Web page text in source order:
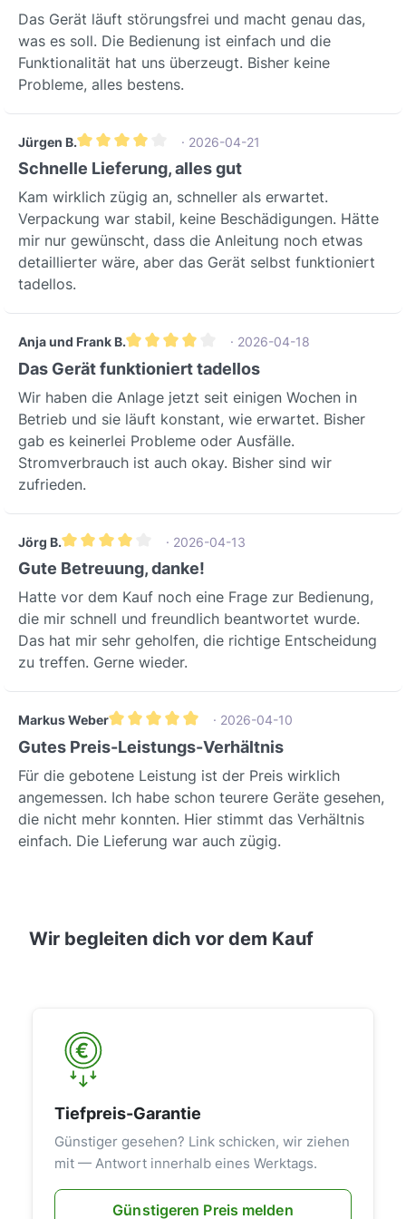
Duitsland. De inVENTer GmbH staat
bekend om haar hoge kwaliteitsnormen
en innovatieve oplossingen. Om de
hoogste productkwaliteit en prestaties
uitgevoerd in speciaal nagebouwde
modelkamers om realistische
omstandigheden na te bootsen en de
efficiëntie van de PAX te
bewijzen.Investeer in
toekomstbestendige
ventilatietechnologie en verhoog het
PAX.Voor persoonlijk advies of verdere
informatie over de diverse
uitstekende ventilatiesysteem staan
onze experts u graag te woord. Neem
vandaag nog contact met ons op voor
een op maat gemaakte oplossing!
Afvoerluchtruimte / 77
ToevoerluchtruimteGoede
geluidsisolatieEnergie-
efficiëntieklasseAHoogste energie-
efficiëntieklasseToepassingsgebieden &
Scenario'sHotels en horeca:
Garandeert frisse lucht en een
aangenaam binnenklimaat voor gasten,
zelfs bij hoge eisen aan
geluidsisolatie.Studentenhuizen en
micro-appartementen: Optimale
ventilatie in compacte wooneenheden
ter voorkoming van vocht en
schimmel.Verzorgingstehuizen en
seniorenwoningen: Biedt geruisloze
voor het welzijn van de
bewoners.Fabrikant & KwaliteitDe
inVENTer PAX hoofdmodule staat voor
kwaliteit en betrouwbaarheid. Als
product van inVENTer profiteert u van
Duitse ingenieurskunst en hoge
inVENTer staat bekend om zijn
innovatieve en energie-efficiënte
oplossingen, ontworpen voor
duurzaamheid en eenvoudig
onderhoud.Investeer in een optimaal
binnenklimaat en maximale energie-
efficiëntie met de inVENTer PAX
en intelligente warmteterugwinning.
Neem contact met ons op voor
persoonlijk advies en vind de perfecte
ventilatieoplossing voor uw behoeften.
Das Gerät läuft störungsfrei und macht genau das,
was es soll. Die Bedienung ist einfach und die
Funktionalität hat uns überzeugt. Bisher keine
Probleme, alles bestens.
Jürgen B.
Gemiddelde waardering van 4 van 5 sterren
· 2026-04-21
Schnelle Lieferung, alles gut
Kam wirklich zügig an, schneller als erwartet.
Verpackung war stabil, keine Beschädigungen. Hätte
mir nur gewünscht, dass die Anleitung noch etwas
detaillierter wäre, aber das Gerät selbst funktioniert
tadellos.
Anja und Frank B.
Gemiddelde waardering van 4 van 5 sterren
· 2026-04-18
Das Gerät funktioniert tadellos
Wir haben die Anlage jetzt seit einigen Wochen in
Betrieb und sie läuft konstant, wie erwartet. Bisher
gab es keinerlei Probleme oder Ausfälle.
Stromverbrauch ist auch okay. Bisher sind wir
zufrieden.
Jörg B.
Gemiddelde waardering van 4 van 5 sterren
· 2026-04-13
Gute Betreuung, danke!
Hatte vor dem Kauf noch eine Frage zur Bedienung,
die mir schnell und freundlich beantwortet wurde.
Das hat mir sehr geholfen, die richtige Entscheidung
zu treffen. Gerne wieder.
Markus Weber
Gemiddelde waardering van 5 van 5 sterren
· 2026-04-10
Gutes Preis-Leistungs-Verhältnis
Für die gebotene Leistung ist der Preis wirklich
angemessen. Ich habe schon teurere Geräte gesehen,
die nicht mehr konnten. Hier stimmt das Verhältnis
einfach. Die Lieferung war auch zügig.
Wir begleiten dich vor dem Kauf
Tiefpreis-Garantie
Günstiger gesehen? Link schicken, wir ziehen
mit — Antwort innerhalb eines Werktags.
Günstigeren Preis melden